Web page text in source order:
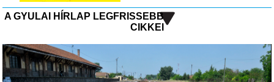
A GYULAI HÍRLAP LEGFRISSEBB
CIKKEI